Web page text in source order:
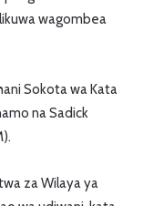
wagombea
Sokota wa Kata
na Sadick
za Wilaya ya